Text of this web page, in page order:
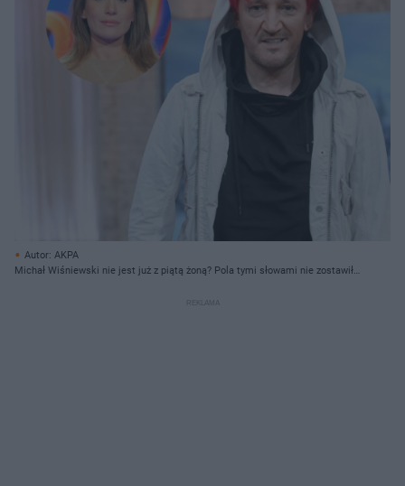
Autor: AKPA
Michał Wiśniewski nie jest już z piątą żoną? Pola tymi słowami nie zostawiła